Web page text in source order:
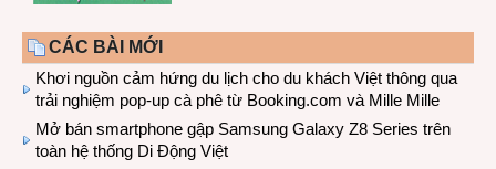
CÁC BÀI MỚI
Khơi nguồn cảm hứng du lịch cho du khách Việt thông qua
trải nghiệm pop-up cà phê từ Booking.com và Mille Mille
Mở bán smartphone gập Samsung Galaxy Z8 Series trên
toàn hệ thống Di Động Việt